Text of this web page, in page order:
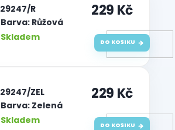
Barva: Růžová
Skladem
| 29247/R 229 Kč
DO KOŠÍKU
Barva: Zelená
Skladem
| 29247/ZEL 229 Kč
DO KOŠÍKU